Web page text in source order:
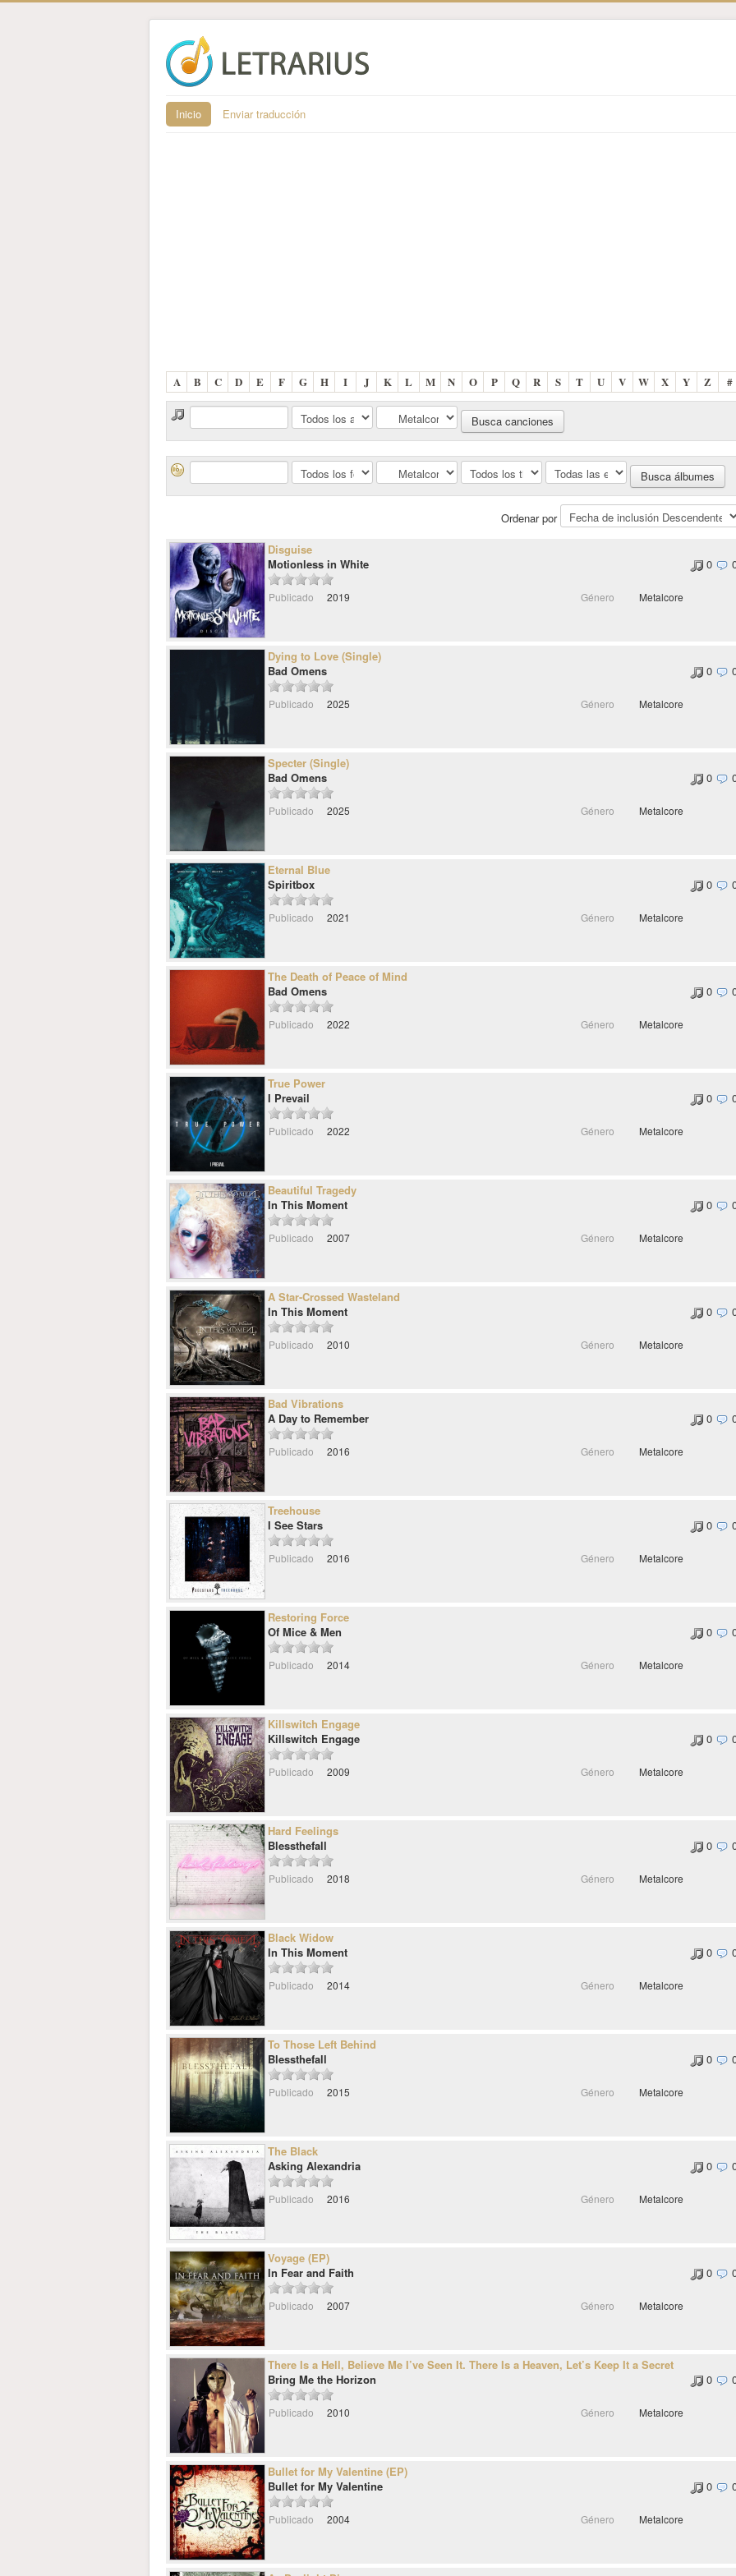
Inicio Enviar traducción
A B C D E F G H I J K L M N O P Q R S T U V W X Y Z #
Ordenar por
Disguise
Motionless in White
0
Publicado 2019 Género Metalcore
Dying to Love (Single)
Bad Omens
0
Publicado 2025 Género Metalcore
Specter (Single)
Bad Omens
0
Publicado 2025 Género Metalcore
Eternal Blue
Spiritbox
0
Publicado 2021 Género Metalcore
The Death of Peace of Mind
Bad Omens
0
Publicado 2022 Género Metalcore
True Power
I Prevail
0
Publicado 2022 Género Metalcore
Beautiful Tragedy
In This Moment
0
Publicado 2007 Género Metalcore
A Star-Crossed Wasteland
In This Moment
0
Publicado 2010 Género Metalcore
Bad Vibrations
A Day to Remember
0
Publicado 2016 Género Metalcore
Treehouse
I See Stars
0
Publicado 2016 Género Metalcore
Restoring Force
Of Mice & Men
0
Publicado 2014 Género Metalcore
Killswitch Engage
Killswitch Engage
0
Publicado 2009 Género Metalcore
Hard Feelings
Blessthefall
0
Publicado 2018 Género Metalcore
Black Widow
In This Moment
0
Publicado 2014 Género Metalcore
To Those Left Behind
Blessthefall
0
Publicado 2015 Género Metalcore
The Black
Asking Alexandria
0
Publicado 2016 Género Metalcore
Voyage (EP)
In Fear and Faith
0
Publicado 2007 Género Metalcore
There Is a Hell, Believe Me I’ve Seen It. There Is a Heaven, Let’s Keep It a Secret
Bring Me the Horizon
0
Publicado 2010 Género Metalcore
Bullet for My Valentine (EP)
Bullet for My Valentine
0
Publicado 2004 Género Metalcore